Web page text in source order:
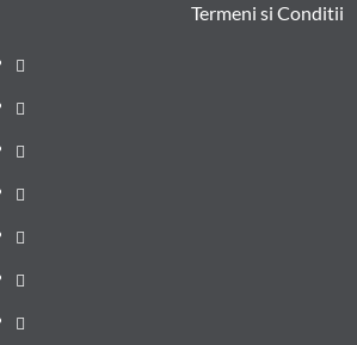
Termeni si Conditii
Prima
pagină
Știri
de
ultima
Administrație
locală
Actualitate
Justiție
Cultura
Sănătate